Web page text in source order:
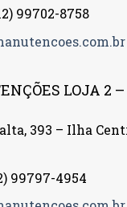
99702-8758
LOJA 2
393 – Ilha
99797-4954